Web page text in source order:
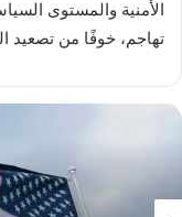
الأمنية والمستوى
تهاجم، خوفًا من تصعيد